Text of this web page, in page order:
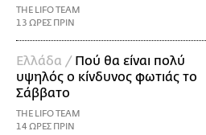
THE LIFO TEAM
13 ΩΡΕΣ ΠΡΙΝ
Ελλάδα / Πού θα είναι πολύ
υψηλός ο κίνδυνος φωτιάς το
Σάββατο
THE LIFO TEAM
14 ΩΡΕΣ ΠΡΙΝ